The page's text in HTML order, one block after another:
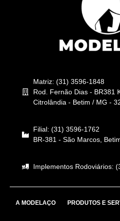
Matriz: (31) 3596-1848
Rod. Fernão Dias - BR381
Citrolândia - Betim / MG -
Filial: (31) 3596-1762
BR-381 - São Marcos,
Implementos Rodoviários:
A MODELAÇO PRODUTOS E